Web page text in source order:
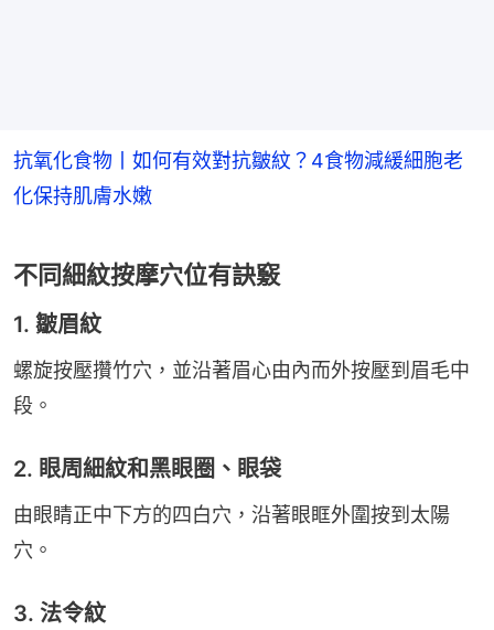
抗氧化食物丨如何有效對抗皺紋？4食物減緩細胞老
化保持肌膚水嫩
不同細紋按摩穴位有訣竅
1. 皺眉紋
螺旋按壓攢竹穴，並沿著眉心由內而外按壓到眉毛中
段。
2. 眼周細紋和黑眼圈、眼袋
由眼睛正中下方的四白穴，沿著眼眶外圍按到太陽
穴。
3. 法令紋